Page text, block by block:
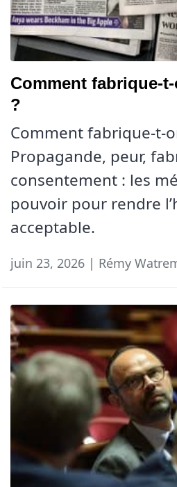
Comment fabrique-
?
Comment fabrique-t-
Propagande, peur,
consentement : les
pouvoir pour rendre
acceptable.
juin 23, 2026 | Rémy